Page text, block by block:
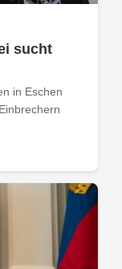
sucht
in Eschen